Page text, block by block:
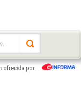
ofrecida por